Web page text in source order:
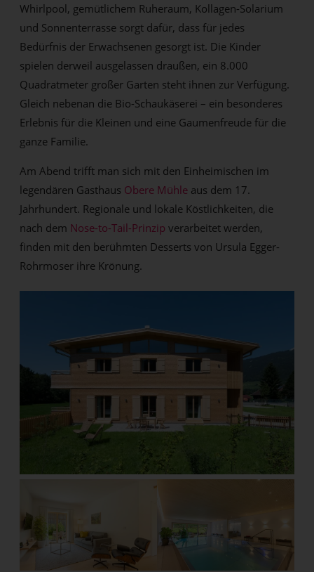
Whirlpool, gemütlichem Ruheraum, Kollagen-Solarium
und Sonnenterrasse sorgt dafür, dass für jedes
Bedürfnis der Erwachsenen gesorgt ist. Die Kinder
spielen derweil ausgelassen draußen, ein 8.000
Quadratmeter großer Garten steht ihnen zur Verfügung.
Gleich nebenan die Bio-Schaukäserei – ein besonderes
Erlebnis für die Kleinen und eine Gaumenfreude für die
ganze Familie.
Am Abend trifft man sich mit den Einheimischen im
legendären Gasthaus Obere Mühle aus dem 17.
Jahrhundert. Regionale und lokale Köstlichkeiten, die
nach dem Nose-to-Tail-Prinzip verarbeitet werden,
finden mit den berühmten Desserts von Ursula Egger-
Rohrmoser ihre Krönung.